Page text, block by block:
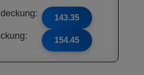
143.35
154.45